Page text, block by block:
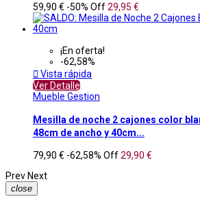
59,90 € -50% Off29,95 €
¡En oferta!
-62,58%
 Vista rápida
Ver Detalle
Mueble Gestion
Mesilla de noche 2 cajones color
48cm de ancho y 40cm...
79,90 € -62,58% Off29,90 €
Prev Next
close